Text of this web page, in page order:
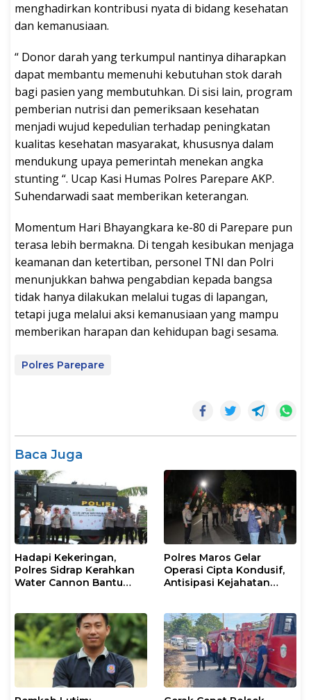
menghadirkan kontribusi nyata di bidang kesehatan
dan kemanusiaan.
“ Donor darah yang terkumpul nantinya diharapkan
dapat membantu memenuhi kebutuhan stok darah
bagi pasien yang membutuhkan. Di sisi lain, program
pemberian nutrisi dan pemeriksaan kesehatan
menjadi wujud kepedulian terhadap peningkatan
kualitas kesehatan masyarakat, khususnya dalam
mendukung upaya pemerintah menekan angka
stunting “. Ucap Kasi Humas Polres Parepare AKP.
Suhendarwadi saat memberikan keterangan.
Momentum Hari Bhayangkara ke-80 di Parepare pun
terasa lebih bermakna. Di tengah kesibukan menjaga
keamanan dan ketertiban, personel TNI dan Polri
menunjukkan bahwa pengabdian kepada bangsa
tidak hanya dilakukan melalui tugas di lapangan,
tetapi juga melalui aksi kemanusiaan yang mampu
memberikan harapan dan kehidupan bagi sesama.
Polres Parepare
Baca Juga
Hadapi Kekeringan,
Polres Sidrap Kerahkan
Water Cannon Bantu
Polres Maros Gelar
Operasi Cipta Kondusif,
Antisipasi Kejahatan